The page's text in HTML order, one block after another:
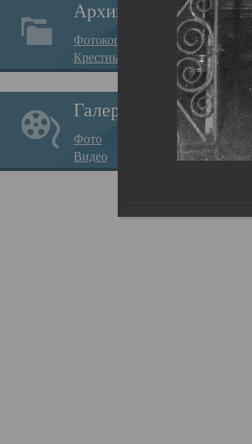
Архив
Фотокопии дел
Крестные ходы
Галерея
Фото
Видео